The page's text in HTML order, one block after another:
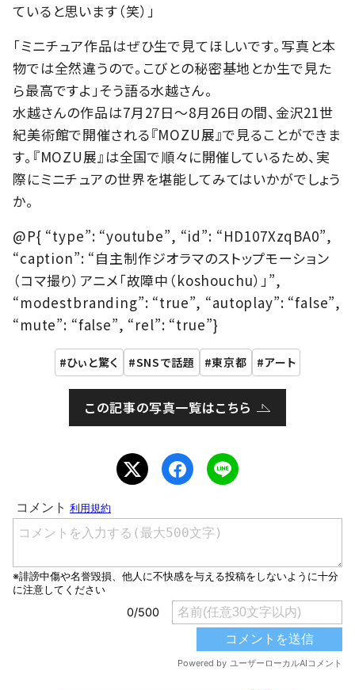
ていると思います（笑）」
「ミニチュア作品はぜひ生で見てほしいです。写真と本
物では全然違うので。こびとの秘密基地とか生で見た
ら最高ですよ」そう語る水越さん。
水越さんの作品は7月27日～8月26日の間、金沢21世
紀美術館で開催される『MOZU展』で見ることができま
す。『MOZU展』は全国で順々に開催しているため、実
際にミニチュアの世界を堪能してみてはいかがでしょう
か。
@P{ “type”: “youtube”, “id”: “HD107XzqBA0”,
“caption”: “自主制作ジオラマのストップモーション
（コマ撮り）アニメ「故障中（koshouchu）」”,
“modestbranding”: “true”, “autoplay”: “false”,
“mute”: “false”, “rel”: “true”}
ひぃと驚く SNSで話題 東京都 アート
この記事の写真一覧はこちら